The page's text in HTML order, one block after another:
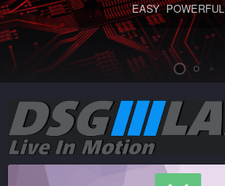
EASY POWERFUL